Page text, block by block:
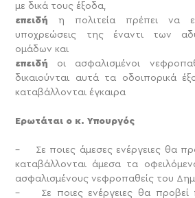
με δικά τους έξοδα,
επειδήη πολιτεία πρέπει να
υποχρεώσεις της έναντι των
ομάδων και
επειδή οι ασφαλισμένοι
δικαιούνται αυτά τα οδοιπορικά
καταβάλλονται έγκαιρα
Ερωτάται ο κ. Υπουργός
– Σε ποιες άμεσες ενέργειες θα
καταβάλλονται άμεσα τα
ασφαλισμένους νεφροπαθείς του
– Σε ποιες ενέργειες θα προβεί